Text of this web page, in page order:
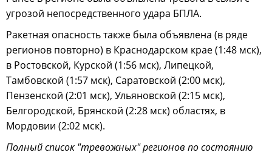
угрозой непосредственного удара БПЛА.
Ракетная опасность также была объявлена (в ряде
регионов повторно) в Краснодарском крае (1:48 мск),
в Ростовской, Курской (1:56 мск), Липецкой,
Тамбовской (1:57 мск), Саратовской (2:00 мск),
Пензенской (2:01 мск), Ульяновской (2:15 мск),
Белгородской, Брянской (2:28 мск) областях, в
Мордовии (2:02 мск).
Полный список "тревожных" регионов по состоянию